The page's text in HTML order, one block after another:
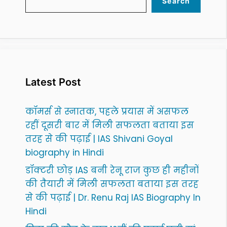
Latest Post
कॉमर्स से स्नातक, पहले प्रयास में असफल
रहीं दूसरी बार में मिली सफलता बताया इस
तरह से की पढ़ाई | IAS Shivani Goyal
biography in Hindi
डॉक्टरी छोड़ IAS बनी रेनू राज कुछ ही महीनों
की तैयारी में मिली सफलता बताया इस तरह
से की पढ़ाई | Dr. Renu Raj IAS Biography In
Hindi